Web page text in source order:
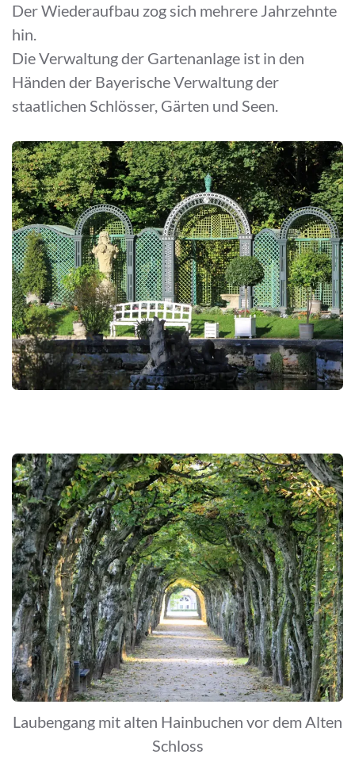
Der Wiederaufbau zog sich mehrere Jahrzehnte
hin.
Die Verwaltung der Gartenanlage ist in den
Händen der Bayerische Verwaltung der
staatlichen Schlösser, Gärten und Seen.
Laubengang mit alten Hainbuchen vor dem Alten
Schloss